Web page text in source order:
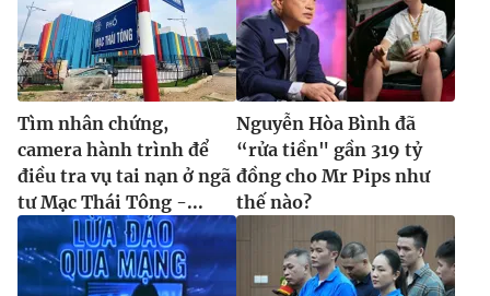
Tìm nhân chứng,
camera hành trình để
điều tra vụ tai nạn ở ngã
tư Mạc Thái Tông -...
Nguyễn Hòa Bình đã
“rửa tiền" gần 319 tỷ
đồng cho Mr Pips như
thế nào?